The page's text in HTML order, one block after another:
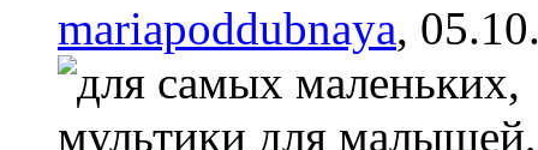
mariapoddubnaya,